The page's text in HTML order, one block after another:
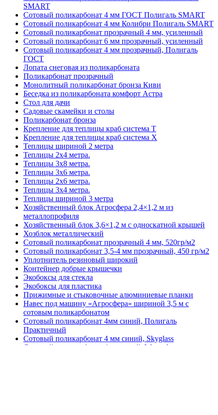
SMART
Сотовый поликарбонат 4 мм ГОСТ Полигаль SMART
Сотовый поликарбонат 4 мм Колибри Полигаль SMART
Сотовый поликарбонат прозрачный 4 мм, усиленный
Сотовый поликарбонат 6 мм прозрачный, усиленный
Сотовый поликарбонат 4 мм прозрачный, Полигаль
ГОСТ
Лопата снеговая из поликарбоната
Поликарбонат прозрачный
Монолитный поликарбонат бронза Киви
Беседка из поликарбоната комфорт Астра
Стол для дачи
Садовые скамейки и столы
Поликарбонат бронза
Крепление для теплицы краб система Т
Крепление для теплицы краб система Х
Теплицы шириной 2 метра
Теплицы 2х4 метра.
Теплицы 3x8 метра.
Теплицы 3x6 метра.
Теплицы 2x6 метра.
Теплицы 3x4 метра.
Теплицы шириной 3 метра
Хозяйственный блок Агросфера 2,4×1,2 м из
металлопрофиля
Хозяйственный блок 3,6×1,2 м с односкатной крышей
Хозблок металлический
Сотовый поликарбонат прозрачный 4 мм, 520гр/м2
Сотовый поликарбонат 3,5-4 мм прозрачный, 450 гр/м2
Уплотнитель резиновый широкий
Контейнер добрые крышечки
Экобоксы для стекла
Экобоксы для пластика
Прижимные и стыковочные алюминиевые планки
Навес под машину «Агросфера» шириной 3,5 м с
сотовым поликарбонатом
Сотовый поликарбонат 4мм синий, Полигаль
Практичный
Сотовый поликарбонат 4 мм синий, Skyglass
Сотовый поликарбонат 4мм синий, Woggel